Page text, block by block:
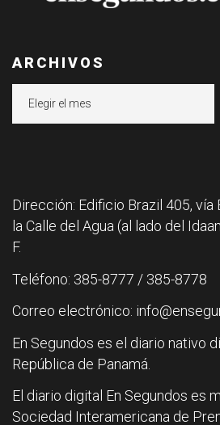
ARCHIVOS
Dirección: Edificio Brazil 405, vía
la Calle del Agua (al lado del
F.
Teléfono: 385-8777 / 385-8778
Correo electrónico:
En Segundos es el diario nativo
República de Panamá.
El diario digital En Segundos es
Sociedad Interamericana de